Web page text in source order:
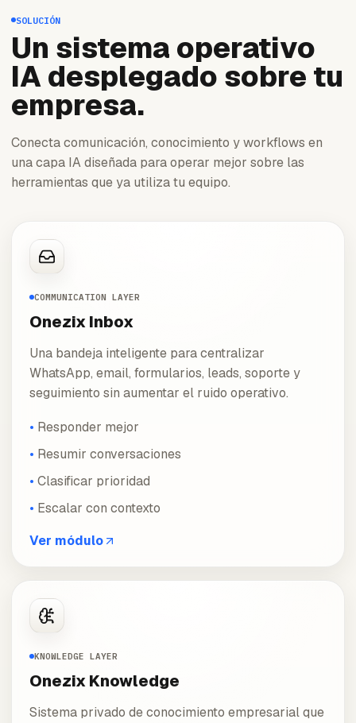
SOLUCIÓN
Un sistema operativo
IA desplegado sobre tu
empresa.
Conecta comunicación, conocimiento y workflows en
una capa IA diseñada para operar mejor sobre las
herramientas que ya utiliza tu equipo.
COMMUNICATION LAYER
Onezix Inbox
Una bandeja inteligente para centralizar
WhatsApp, email, formularios, leads, soporte y
seguimiento sin aumentar el ruido operativo.
Responder mejor
Resumir conversaciones
Clasificar prioridad
Escalar con contexto
Ver módulo
KNOWLEDGE LAYER
Onezix Knowledge
Sistema privado de conocimiento empresarial que